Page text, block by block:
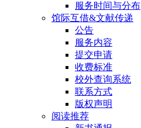
服务时间与分布
馆际互借&文献传递
公告
服务内容
提交申请
收费标准
校外查询系统
联系方式
版权声明
阅读推荐